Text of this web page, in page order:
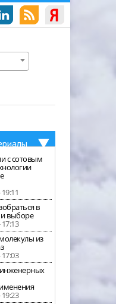
с сотовым
в
и выборе
из